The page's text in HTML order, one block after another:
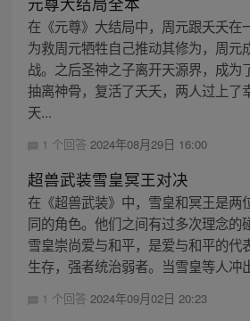
在《元尊》大结局中，周元跟夭夭在
为救周元牺牲自己推动其修为，周元
战。之后圣神之子离开天源界，成为
抽离神骨，复活了夭夭，两人过上了
天...
1 个回答 2024年08月29日 16:00
超兽武装雪皇冥王对决
在《超兽武装》中，雪皇和冥王是两
同的角色。他们之间有过多次理念的
雪皇崇尚爱与和平，是爱与和平的代
生存，强者统治弱者。当雪皇等人冲
1 个回答 2024年09月02日 20:23